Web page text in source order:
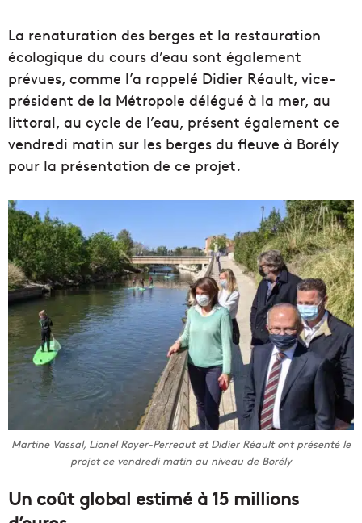
La renaturation des berges et la restauration
écologique du cours d’eau sont également
prévues, comme l’a rappelé Didier Réault, vice-
président de la Métropole délégué à la mer, au
littoral, au cycle de l’eau, présent également ce
vendredi matin sur les berges du fleuve à Borély
pour la présentation de ce projet.
Martine Vassal, Lionel Royer-Perreaut et Didier Réault ont présenté le
projet ce vendredi matin au niveau de Borély
Un coût global estimé à 15 millions